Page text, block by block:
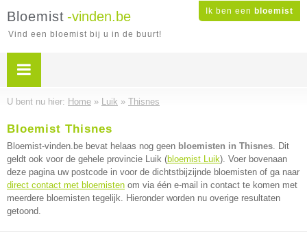
Ik ben een bloemist
Bloemist -vinden.be
Vind een bloemist bij u in de buurt!
U bent nu hier: Home » Luik » Thisnes
Bloemist Thisnes
Bloemist-vinden.be bevat helaas nog geen bloemisten in Thisnes. Dit
geldt ook voor de gehele provincie Luik (bloemist Luik). Voer bovenaan
deze pagina uw postcode in voor de dichtstbijzijnde bloemisten of ga naar
direct contact met bloemisten om via één e-mail in contact te komen met
meerdere bloemisten tegelijk. Hieronder worden nu overige resultaten
getoond.